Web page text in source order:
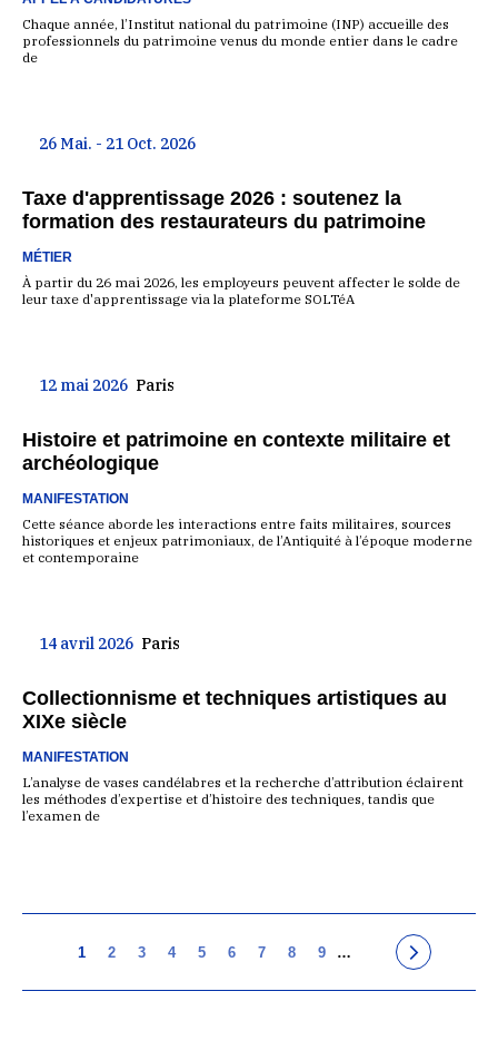
Chaque année, l’Institut national du patrimoine (INP) accueille des
professionnels du patrimoine venus du monde entier dans le cadre
de
26 Mai. - 21 Oct. 2026
Taxe d'apprentissage 2026 : soutenez la
formation des restaurateurs du patrimoine
MÉTIER
À partir du 26 mai 2026, les employeurs peuvent affecter le solde de
leur taxe d'apprentissage via la plateforme SOLTéA
12 mai 2026 Paris
Histoire et patrimoine en contexte militaire et
archéologique
MANIFESTATION
Cette séance aborde les interactions entre faits militaires, sources
historiques et enjeux patrimoniaux, de l’Antiquité à l’époque moderne
et contemporaine
14 avril 2026 Paris
Collectionnisme et techniques artistiques au
XIXe siècle
MANIFESTATION
L’analyse de vases candélabres et la recherche d’attribution éclairent
les méthodes d’expertise et d’histoire des techniques, tandis que
l’examen de
1 2 3 4 5 6 7 8 9 …